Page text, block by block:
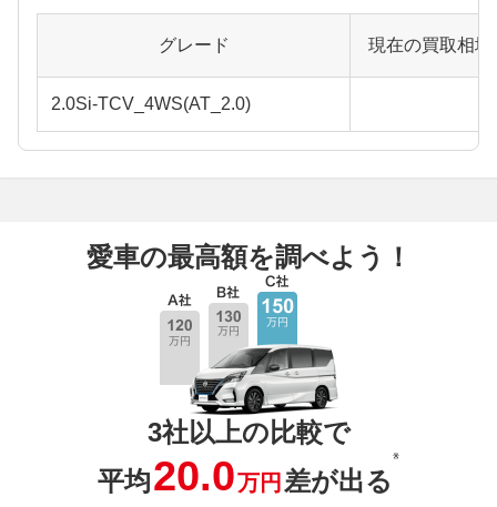
グレード 現在の買取相
2.0Si-TCV_4WS(AT_2.0)
愛車の最高額を調べよう！
3社以上の比較で
平均20.0万円 差が出る
※